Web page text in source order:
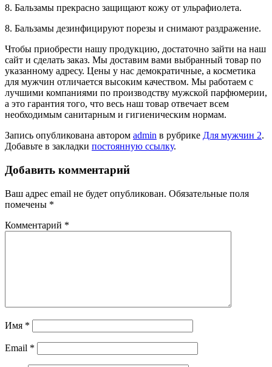
8. Бальзамы прекрасно защищают кожу от ульрафиолета.
8. Бальзамы дезинфицируют порезы и снимают раздражение.
Чтобы приобрести нашу продукцию, достаточно зайти на наш
сайт и сделать заказ. Мы доставим вами выбранный товар по
указанному адресу. Цены у нас демократичные, а косметика
для мужчин отличается высоким качеством. Мы работаем с
лучшими компаниями по производству мужской парфюмерии,
а это гарантия того, что весь наш товар отвечает всем
необходимым санитарным и гигиеническим нормам.
Запись опубликована автором admin в рубрике Для мужчин 2.
Добавьте в закладки постоянную ссылку.
Добавить комментарий
Ваш адрес email не будет опубликован. Обязательные поля
помечены *
Комментарий *
Имя *
Email *